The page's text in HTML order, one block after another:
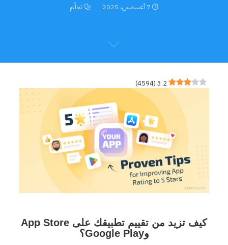
7 أغسطس، 2025 تعلّم
3.2
(
4594
)
كيف تزيد من تقييم تطبيقك على App Store
وGoogle Play؟